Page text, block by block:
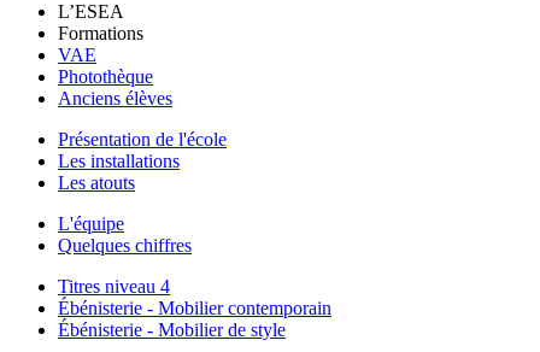
L’ESEA
Formations
VAE
Photothèque
Anciens élèves
Présentation de l'école
Les installations
Les atouts
L'équipe
Quelques chiffres
Titres niveau 4
Ébénisterie - Mobilier contemporain
Ébénisterie - Mobilier de style